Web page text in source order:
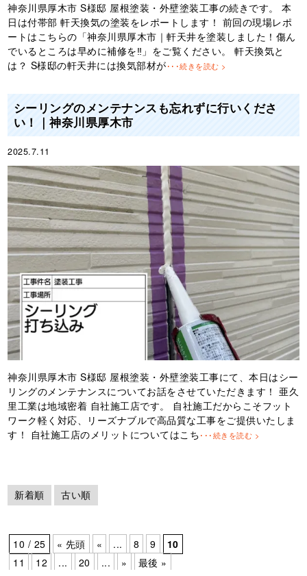
神奈川県厚木市 S様邸 屋根塗装・外壁塗装工事の続きです。 本
日は付帯部 軒天換気の塗装をレポートします！ 前回の現場レポ
ートはこちらの「神奈川県厚木市｜軒天井を塗装しました！傷ん
でいるところは早めに補修を‼︎」をご覧ください。 軒天換気と
は？ S様邸の軒天井には換気部材が･･･続きを読む >
シーリングのメンテナンスも忘れずに行いくださ
い！｜神奈川県厚木市
2025.7.11
神奈川県厚木市 S様邸 屋根塗装・外壁塗装工事にて、本日はシー
リングのメンテナンスについてお話をさせていただきます！ 亜久
里工業は地域密着 自社施工店です。 自社施工だからこそフット
ワーク軽く対応、リーズナブルで高品質な工事をご提供いたしま
す！ 自社施工店のメリットについてはこち･･･続きを読む >
新着順 古い順
10 / 25 « 先頭 « ... 8 9
10
11
12 ... 20 ... » 最後 »